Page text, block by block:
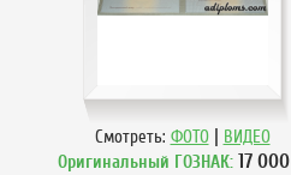
Смотреть: ФОТО | ВИДЕО
Оригинальный ГОЗНАК: 17 000